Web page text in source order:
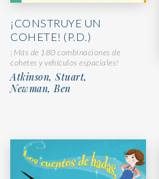
¡CONSTRUYE UN
COHETE! (P.D.)
¡Más de 180 combinaciones de
cohetes y vehículos espaciales!
Atkinson, Stuart,
Newman, Ben